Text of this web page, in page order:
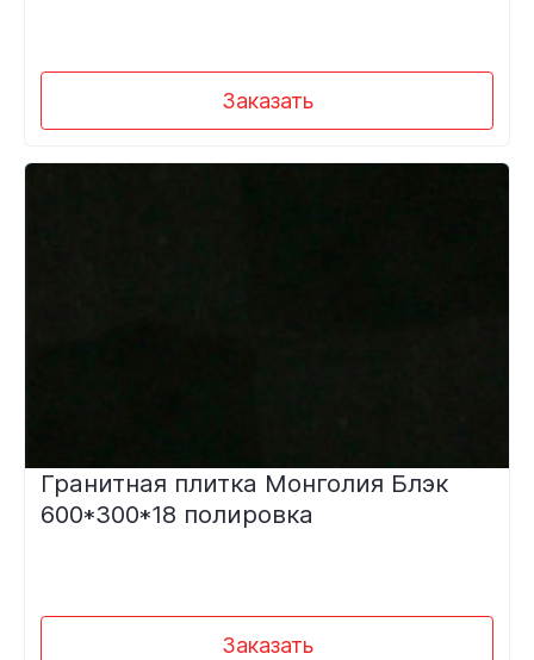
Заказать
Гранитная плитка Монголия Блэк
600*300*18 полировка
Заказать